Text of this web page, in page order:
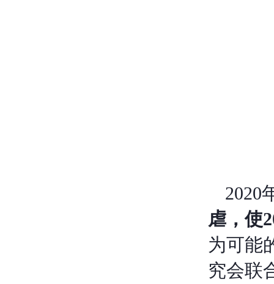
2020
虐，使
为可能
究会联